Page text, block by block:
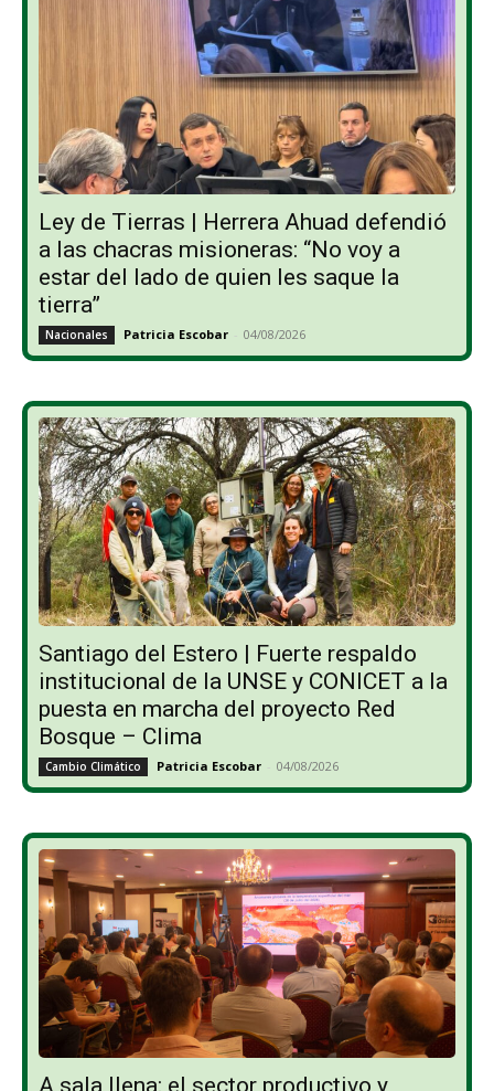
Ley de Tierras | Herrera Ahuad defendió
a las chacras misioneras: “No voy a
estar del lado de quien les saque la
tierra”
Nacionales Patricia Escobar - 04/08/2026
Santiago del Estero | Fuerte respaldo
institucional de la UNSE y CONICET a la
puesta en marcha del proyecto Red
Bosque – Clima
Cambio Climático Patricia Escobar - 04/08/2026
A sala llena: el sector productivo y